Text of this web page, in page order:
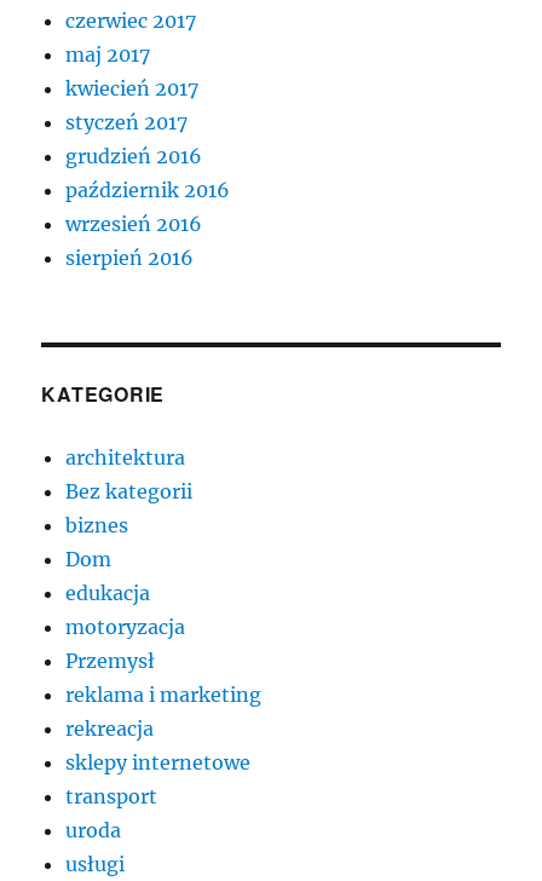
czerwiec 2017
maj 2017
kwiecień 2017
styczeń 2017
grudzień 2016
październik 2016
wrzesień 2016
sierpień 2016
KATEGORIE
architektura
Bez kategorii
biznes
Dom
edukacja
motoryzacja
Przemysł
reklama i marketing
rekreacja
sklepy internetowe
transport
uroda
usługi